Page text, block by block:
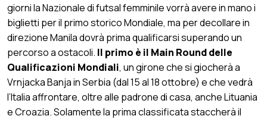
giorni la Nazionale di futsal femminile vorrà avere in mano i
biglietti per il primo storico Mondiale, ma per decollare in
direzione Manila dovrà prima qualificarsi superando un
percorso a ostacoli. Il primo è il Main Round delle
Qualificazioni Mondiali, un girone che si giocherà a
Vrnjacka Banja in Serbia (dal 15 al 18 ottobre) e che vedrà
l’Italia affrontare, oltre alle padrone di casa, anche Lituania
e Croazia. Solamente la prima classificata staccherà il